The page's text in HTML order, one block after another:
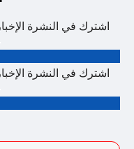
اشترك في النشرة
اشترك في النشرة